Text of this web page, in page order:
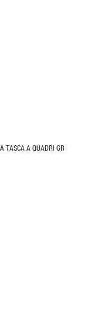
TASCA A QUADRI GR